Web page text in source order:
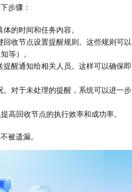
步骤：
的时间和任务内容。
收节点设置提醒规则。这些规则可以
等）。
醒通知给相关人员。这样可以确保即
对于未处理的提醒，系统可以进一步
高回收节点的执行效率和成功率。
被遗漏。